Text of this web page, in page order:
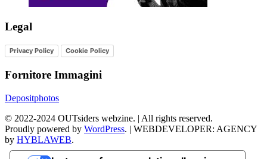
Legal
Privacy Policy Cookie Policy
Fornitore Immagini
Depositphotos
© 2022-2024 OUTsiders webzine. | All rights reserved.
Proudly powered by WordPress. | WEBDEVELOPER: AGENCY
by HYBLAWEB.